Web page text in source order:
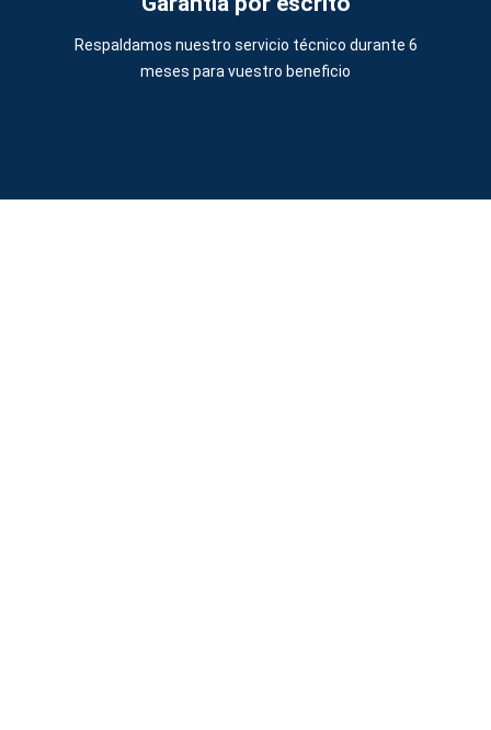
Respaldamos nuestro servicio técnico durante 6
meses para vuestro beneficio